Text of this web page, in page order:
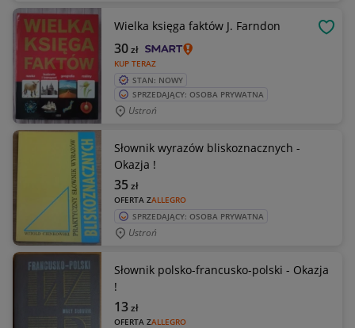
Wielka księga faktów J. Farndon
KUP TERAZ
30zł
STAN: NOWY
SPRZEDAJĄCY: OSOBA PRYWATNA
Ustroń
Słownik wyrazów bliskoznacznych -
Okazja !
OFERTA ZALLEGRO
35zł
SPRZEDAJĄCY: OSOBA PRYWATNA
Ustroń
Słownik polsko-francusko-polski - Okazja
!
OFERTA ZALLEGRO
13zł